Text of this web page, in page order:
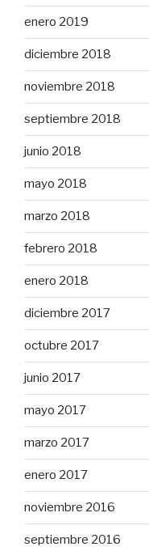
enero 2019
diciembre 2018
noviembre 2018
septiembre 2018
junio 2018
mayo 2018
marzo 2018
febrero 2018
enero 2018
diciembre 2017
octubre 2017
junio 2017
mayo 2017
marzo 2017
enero 2017
noviembre 2016
septiembre 2016